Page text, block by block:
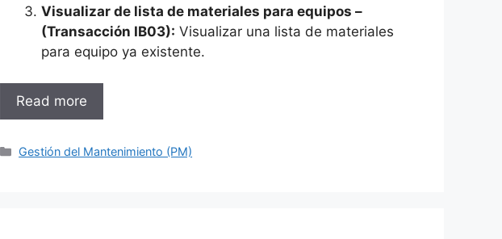
Visualizar de lista de materiales para equipos –
(Transacción IB03): Visualizar una lista de materiales
para equipo ya existente.
Read more
Categories
Gestión del Mantenimiento (PM)